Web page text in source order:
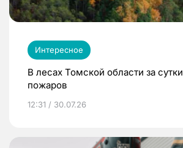
Интересное
В лесах Томской области за
пожаров
12:31 / 30.07.26